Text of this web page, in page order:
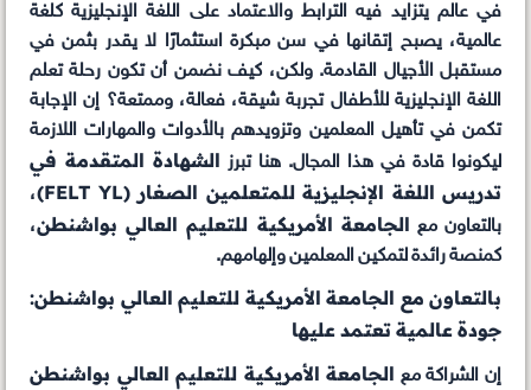
في عالم يتزايد فيه الترابط والاعتماد على اللغة الإنجليزية كلغة
عالمية، يصبح إتقانها في سن مبكرة استثمارًا لا يقدر بثمن في
مستقبل الأجيال القادمة. ولكن، كيف نضمن أن تكون رحلة تعلم
اللغة الإنجليزية للأطفال تجربة شيقة، فعالة، وممتعة؟ إن الإجابة
تكمن في تأهيل المعلمين وتزويدهم بالأدوات والمهارات اللازمة
ليكونوا قادة في هذا المجال. هنا تبرز الشهادة المتقدمة في
تدريس اللغة الإنجليزية للمتعلمين الصغار (FELT YL)
،
بالتعاون مع الجامعة الأمريكية للتعليم العالي بواشنطن،
كمنصة رائدة لتمكين المعلمين وإلهامهم.
بالتعاون مع الجامعة الأمريكية للتعليم العالي بواشنطن:
جودة عالمية تعتمد عليها
إن الشراكة مع الجامعة الأمريكية للتعليم العالي بواشنطن